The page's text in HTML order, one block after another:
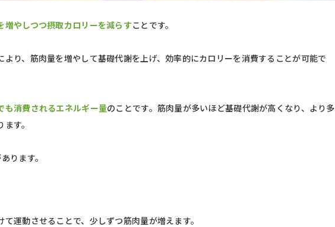
増やしつつ摂取カロリーを減らすことです。
り、筋肉量を増やして基礎代謝を上げ、効率的にカロリーを消費することが可能で
も消費されるエネルギー量のことです。筋肉量が多いほど基礎代謝が高くなり、より多
す。
ります。
運動させることで、少しずつ筋肉量が増えます。